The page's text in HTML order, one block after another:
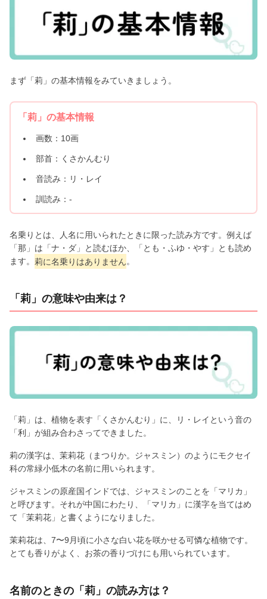
まず「莉」の基本情報をみていきましょう。
「莉」の基本情報
画数：10画
部首：くさかんむり
音読み：リ・レイ
訓読み：-
名乗りとは、人名に用いられたときに限った読み方です。例えば
「那」は「ナ・ダ」と読むほか、「とも・ふゆ・やす」とも読め
ます。 莉に名乗りはありません。
「莉」の意味や由来は？
「莉」は、植物を表す「くさかんむり」に、リ・レイという音の
「利」が組み合わさってできました。
莉の漢字は、茉莉花（まつりか。ジャスミン）のようにモクセイ
科の常緑小低木の名前に用いられます。
ジャスミンの原産国インドでは、ジャスミンのことを「マリカ」
と呼びます。それが中国にわたり、「マリカ」に漢字を当てはめ
て「茉莉花」と書くようになりました。
茉莉花は、7〜9月頃に小さな白い花を咲かせる可憐な植物です。
とても香りがよく、お茶の香りづけにも用いられています。
名前のときの「莉」の読み方は？